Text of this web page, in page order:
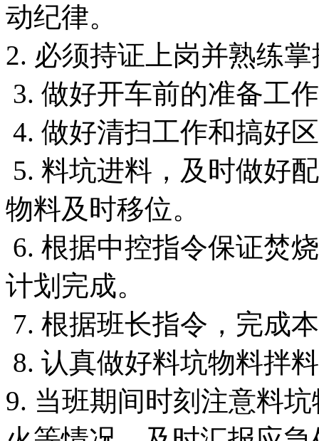
动纪律。
2. 必须持证上岗并熟练
3. 做好开车前的准备工
4. 做好清扫工作和搞好
5. 料坑进料，及时做好
物料及时移位。
6. 根据中控指令保证焚
计划完成。
7. 根据班长指令，完成
8. 认真做好料坑物料拌
9. 当班期间时刻注意料